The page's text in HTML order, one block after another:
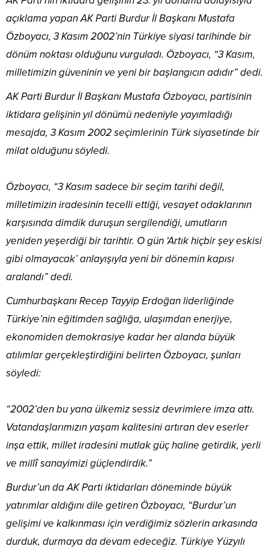
açıklama yapan AK Parti Burdur İl Başkanı Mustafa
Özboyacı, 3 Kasım 2002’nin Türkiye siyasi tarihinde bir
dönüm noktası olduğunu vurguladı. Özboyacı, “3 Kasım,
milletimizin güveninin ve yeni bir başlangıcın adıdır” dedi.
AK Parti Burdur İl Başkanı Mustafa Özboyacı, partisinin
iktidara gelişinin yıl dönümü nedeniyle yayımladığı
mesajda, 3 Kasım 2002 seçimlerinin Türk siyasetinde bir
milat olduğunu söyledi.
Özboyacı, “3 Kasım sadece bir seçim tarihi değil,
milletimizin iradesinin tecelli ettiği, vesayet odaklarının
karşısında dimdik duruşun sergilendiği, umutların
yeniden yeşerdiği bir tarihtir. O gün ‘Artık hiçbir şey eskisi
gibi olmayacak’ anlayışıyla yeni bir dönemin kapısı
aralandı” dedi.
Cumhurbaşkanı Recep Tayyip Erdoğan liderliğinde
Türkiye’nin eğitimden sağlığa, ulaşımdan enerjiye,
ekonomiden demokrasiye kadar her alanda büyük
atılımlar gerçekleştirdiğini belirten Özboyacı, şunları
söyledi:
“2002’den bu yana ülkemiz sessiz devrimlere imza attı.
Vatandaşlarımızın yaşam kalitesini artıran dev eserler
inşa ettik, millet iradesini mutlak güç haline getirdik, yerli
ve millî sanayimizi güçlendirdik.”
Burdur’un da AK Parti iktidarları döneminde büyük
yatırımlar aldığını dile getiren Özboyacı, “Burdur’un
gelişimi ve kalkınması için verdiğimiz sözlerin arkasında
durduk, durmaya da devam edeceğiz. Türkiye Yüzyılı